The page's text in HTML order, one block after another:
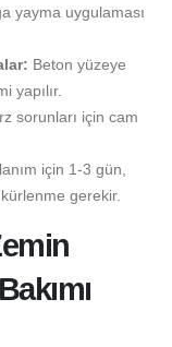
yayma uygulaması
Beton yüzeye
yapılır.
sorunları için cam
için 1-3 gün,
gerekir.